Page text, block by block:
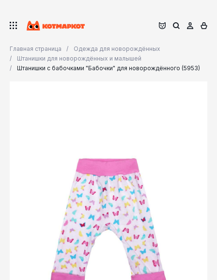
Главная страница
Одежда для новорождённых
Штанишки для новорождённых и малышей
Штанишки с бабочками "Бабочки" для новорождённого (5953)